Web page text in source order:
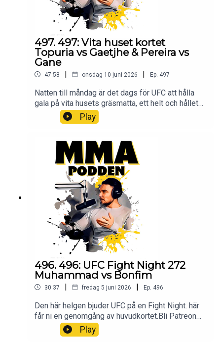
497. 497: Vita huset kortet
Topuria vs Gaetjhe & Pereira vs
Gane
47:58 | onsdag 10 juni 2026 | Ep. 497
Natten till måndag är det dags för UFC att hålla
gala på vita husets gräsmatta, ett helt och hållet
icke politiskt event enligt Dana White. här får ni
höra mina åsikter om det politiska eller icke
Patreon och lyssna på podden utan stimreklam,
och få tillgång till exklusiva avsnitt MMA-Podden
PatreonSwish: 12 34 15 30 29Har du ett företag
och vill höras i mmapodden? Maila oss på
mmapodden@gmail.comInstagram:
@mmapodden
@Pauldelvalle twitter: @pauldelvalle
MMA-
Podden Facebook Youtube Lyssna på Öppet
sinne Spotify iTunes Youtube
Play
496. 496: UFC Fight Night 272
Muhammad vs Bonfim
30:37 | fredag 5 juni 2026 | Ep. 496
Den här helgen bjuder UFC på en Fight Night. här
får ni en genomgång av huvudkortet.Bli Patreon
och lyssna på podden utan stimreklam, och få
tillgång till exklusiva avsnitt MMA-Podden
Play